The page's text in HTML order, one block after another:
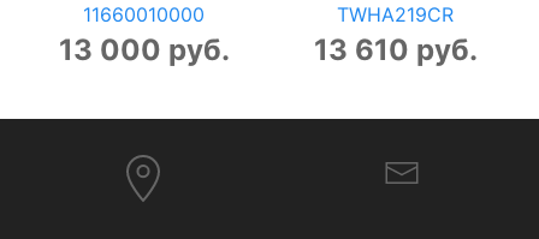
11660010000
13 000 руб.
TWHA219CR
13 610 руб.